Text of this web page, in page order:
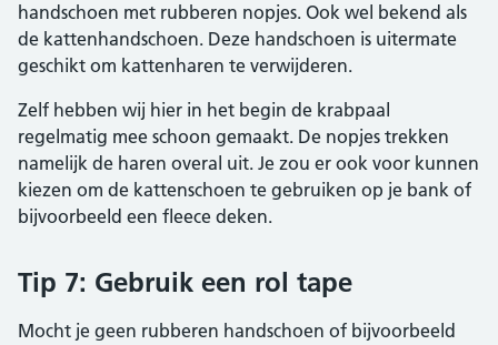
handschoen met rubberen nopjes. Ook wel bekend als
de kattenhandschoen. Deze handschoen is uitermate
geschikt om kattenharen te verwijderen.
Zelf hebben wij hier in het begin de krabpaal
regelmatig mee schoon gemaakt. De nopjes trekken
namelijk de haren overal uit. Je zou er ook voor kunnen
kiezen om de kattenschoen te gebruiken op je bank of
bijvoorbeeld een fleece deken.
Tip 7: Gebruik een rol tape
Mocht je geen rubberen handschoen of bijvoorbeeld